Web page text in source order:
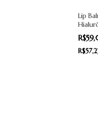
Lip
3,4g -